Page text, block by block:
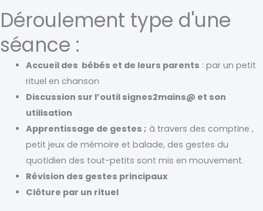
Déroulement type d'une
séance :
Accueil des bébés et de leurs parents : par un petit
rituel en chanson
Discussion sur l’outil signes2mains@ et son
utilisation
Apprentissage de gestes ; à travers des comptine ,
petit jeux de mémoire et balade, des gestes du
quotidien des tout-petits sont mis en mouvement.
Révision des gestes principaux
Clôture par un rituel